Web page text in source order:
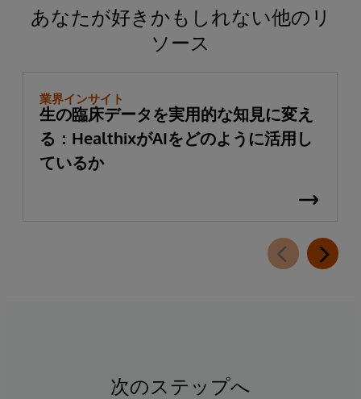
あなたが好きかもしれない他のリ
ソース
業界インサイト
生の臨床データを実用的な知見に変え
る：HealthixがAIをどのように活用し
ているか
次のステップへ